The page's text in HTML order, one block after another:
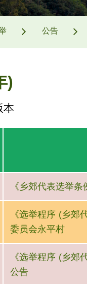
公告
)
本
《乡郊代表选举
《选举程序 (乡
委员会永平村
《选举程序 (乡
公告